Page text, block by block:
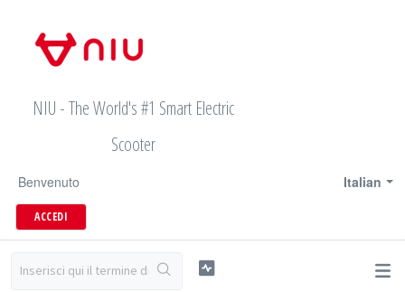
NIU - The World's #1 Smart Electric
Scooter
Italian
Benvenuto
ACCEDI